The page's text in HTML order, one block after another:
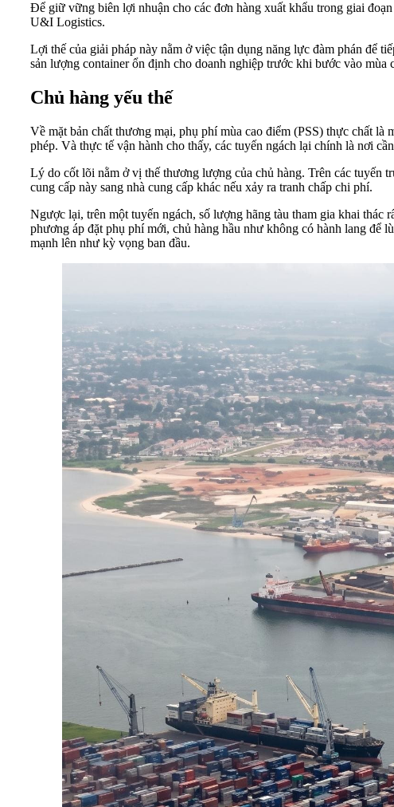
Để giữ vững biên lợi nhuận cho các đơn hàng xuất khẩu trong giai
U&I Logistics.
Lợi thế của giải pháp này nằm ở việc tận dụng năng lực đàm phán để
sản lượng container ổn định cho doanh nghiệp trước khi bước vào mùa
Chủ hàng yếu thế
Về mặt bản chất thương mại, phụ phí mùa cao điểm (PSS) thực chất
phép. Và thực tế vận hành cho thấy, các tuyến ngách lại chính là nơi
Lý do cốt lõi nằm ở vị thế thương lượng của chủ hàng. Trên các tuyến
cung cấp này sang nhà cung cấp khác nếu xảy ra tranh chấp chi phí.
Ngược lại, trên một tuyến ngách, số lượng hãng tàu tham gia khai thác
phương áp đặt phụ phí mới, chủ hàng hầu như không có hành lang để
mạnh lên như kỳ vọng ban đầu.